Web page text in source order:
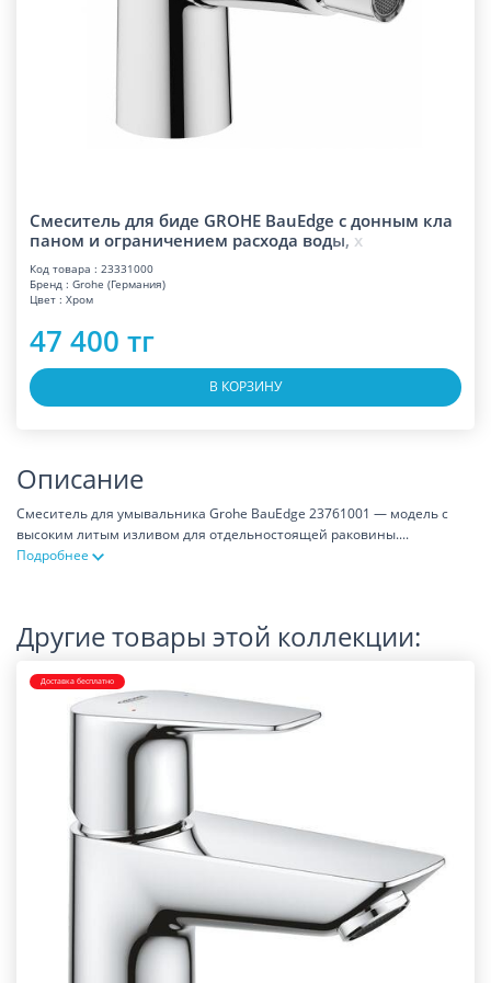
Смеситель для биде GROHE BauEdge с донным кла
паном и ограничением расхода воды, х
Код товара : 23331000
Бренд : Grohe (Германия)
Цвет : Хром
47 400 тг
В КОРЗИНУ
Описание
Смеситель для умывальника Grohe BauEdge 23761001​ — модель с
высоким литым изливом для отдельностоящей раковины....
Подробнее
Другие товары этой коллекции:
Доставка бесплатно